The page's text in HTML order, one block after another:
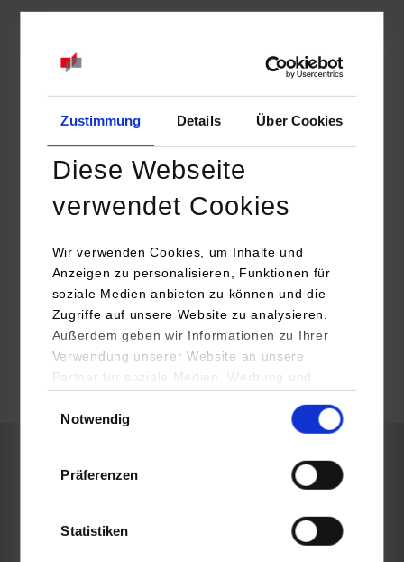
Zustimmung Details Über Cookies
Diese Webseite
verwendet Cookies
Wir verwenden Cookies, um Inhalte und
Anzeigen zu personalisieren, Funktionen für
soziale Medien anbieten zu können und die
Zugriffe auf unsere Website zu analysieren.
Außerdem geben wir Informationen zu Ihrer
Verwendung unserer Website an unsere
Partner für soziale Medien, Werbung und
YouTube, Google Maps) führen diese
Daten zusammen, die Sie ihnen bereitgestellt
haben oder die sie im Rahmen Ihrer Nutzung
Notwendig
Präferenzen
Statistiken
Richard-Wagner-Str. 4 - 10
https://www.ras-online.de/jobs/
Joachim Köhler
bewerbung@ras-online.de
Vertiefung: Ingenieurinformatik
Maschinenbau
RAS Reinhardt Maschinenbau GmbH